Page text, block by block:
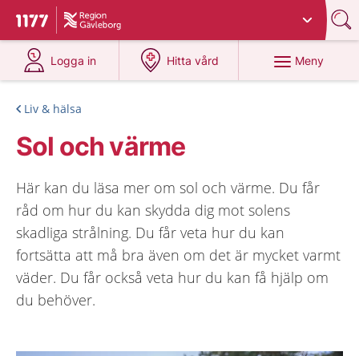
Till startsidan för 1177
Du har valt region
Logga in
på 1177.se
Hitta vård
på 1177.se
Meny
Liv & hälsa
Sol och värme
Här kan du läsa mer om sol och värme. Du får
råd om hur du kan skydda dig mot solens
skadliga strålning. Du får veta hur du kan
fortsätta att må bra även om det är mycket varmt
väder. Du får också veta hur du kan få hjälp om
du behöver.